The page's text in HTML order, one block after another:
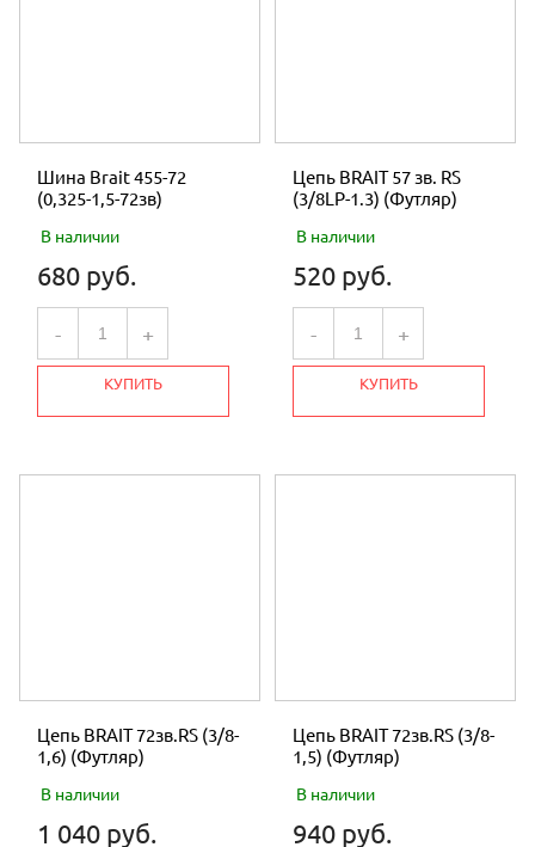
Шина Brait 455-72
(0,325-1,5-72зв)
В наличии
680 руб.
- +
КУПИТЬ
Цепь BRAIT 57 зв. RS
(3/8LP-1.3) (Футляр)
В наличии
520 руб.
- +
КУПИТЬ
Цепь BRAIT 72зв.RS (3/8-
1,6) (Футляр)
В наличии
1 040 руб.
Цепь BRAIT 72зв.RS (3/8-
1,5) (Футляр)
В наличии
940 руб.